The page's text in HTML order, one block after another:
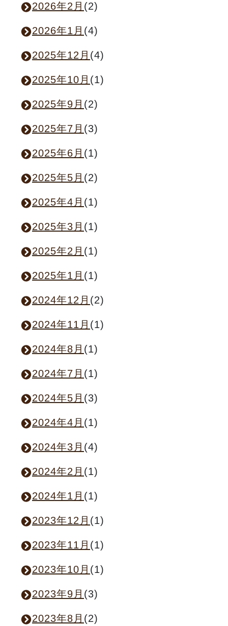
2026年2月 (2)
2026年1月 (4)
2025年12月 (4)
2025年10月 (1)
2025年9月 (2)
2025年7月 (3)
2025年6月 (1)
2025年5月 (2)
2025年4月 (1)
2025年3月 (1)
2025年2月 (1)
2025年1月 (1)
2024年12月 (2)
2024年11月 (1)
2024年8月 (1)
2024年7月 (1)
2024年5月 (3)
2024年4月 (1)
2024年3月 (4)
2024年2月 (1)
2024年1月 (1)
2023年12月 (1)
2023年11月 (1)
2023年10月 (1)
2023年9月 (3)
2023年8月 (2)